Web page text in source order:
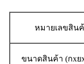
หมายเลขสิน
ขนาดสินค้า (กxย